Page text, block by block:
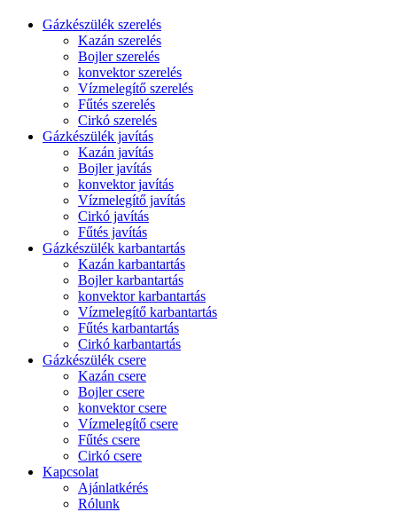
Gázkészülék szerelés
Kazán szerelés
Bojler szerelés
konvektor szerelés
Vízmelegítő szerelés
Fűtés szerelés
Cirkó szerelés
Gázkészülék javítás
Kazán javítás
Bojler javítás
konvektor javítás
Vízmelegítő javítás
Cirkó javítás
Fűtés javítás
Gázkészülék karbantartás
Kazán karbantartás
Bojler karbantartás
konvektor karbantartás
Vízmelegítő karbantartás
Fűtés karbantartás
Cirkó karbantartás
Gázkészülék csere
Kazán csere
Bojler csere
konvektor csere
Vízmelegítő csere
Fűtés csere
Cirkó csere
Kapcsolat
Ajánlatkérés
Rólunk